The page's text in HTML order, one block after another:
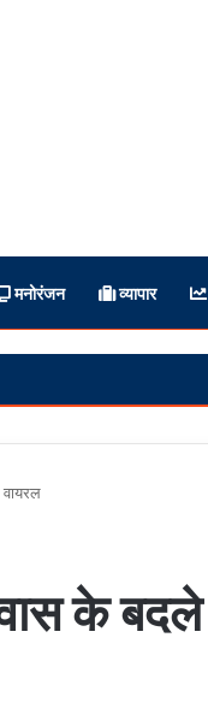
मनोरंजन व्यापार
के